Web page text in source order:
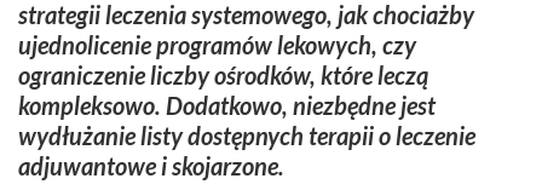
strategii leczenia systemowego, jak chociażby
ujednolicenie programów lekowych, czy
ograniczenie liczby ośrodków, które leczą
kompleksowo. Dodatkowo, niezbędne jest
wydłużanie listy dostępnych terapii o leczenie
adjuwantowe i skojarzone.